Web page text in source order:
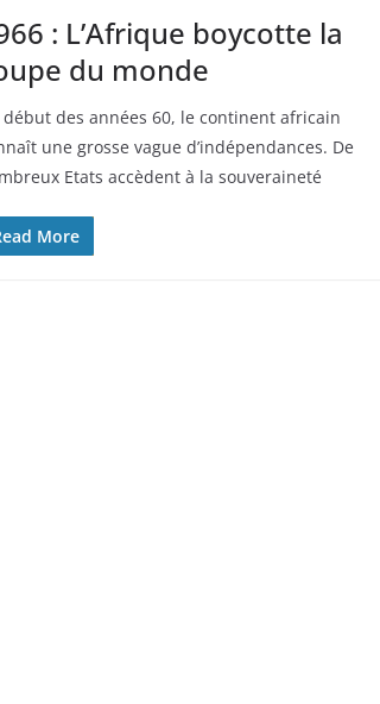
: L’Afrique boycotte la
du monde
début des années 60, le continent africain
une grosse vague d’indépendances. De
Etats accèdent à la souveraineté
More